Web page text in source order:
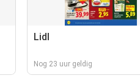
Lidl
Nog 23 uur geldig